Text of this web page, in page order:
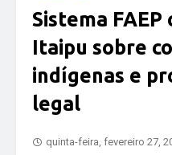
Sistema
Itaipu sobre
indígenas e
legal
quinta-feira, fevereiro 27,